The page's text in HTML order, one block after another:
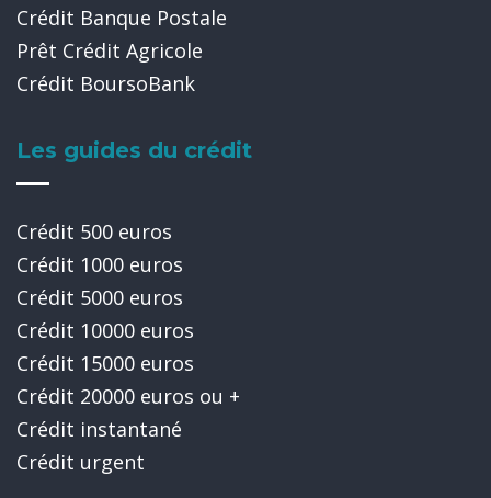
Crédit Banque Postale
Prêt Crédit Agricole
Crédit BoursoBank
Les guides du crédit
Crédit 500 euros
Crédit 1000 euros
Crédit 5000 euros
Crédit 10000 euros
Crédit 15000 euros
Crédit 20000 euros ou +
Crédit instantané
Crédit urgent